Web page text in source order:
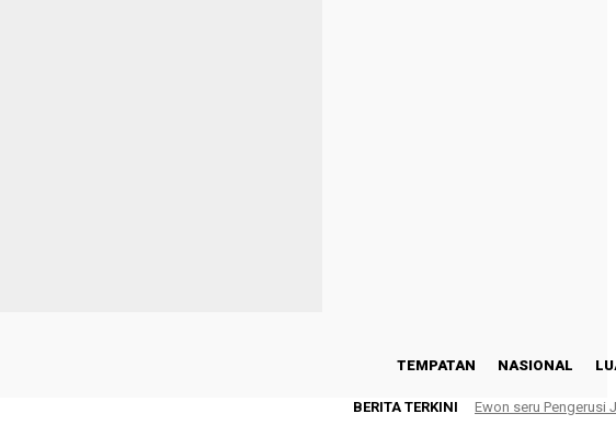
TEMPATAN NASIONAL
BERITA TERKINI Ewon seru Pengerusi